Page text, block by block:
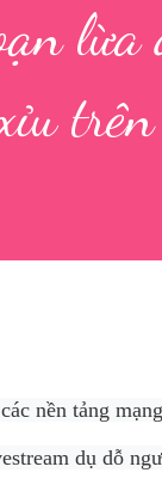
lừa
nền tảng
dụ dỗ